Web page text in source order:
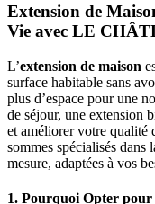
Extension de
Vie avec LE
L’extension de maison
surface habitable sans
plus d’espace pour une
de séjour, une extension
et améliorer votre
sommes spécialisés dans
mesure, adaptées à vos
1. Pourquoi Opter pour